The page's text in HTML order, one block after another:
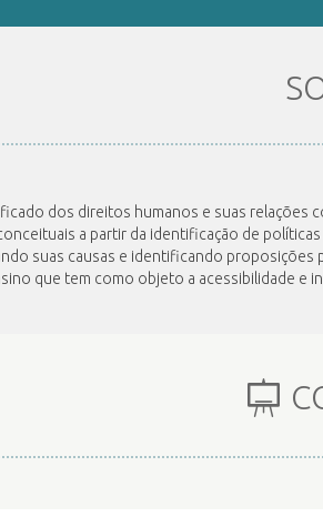
dos direitos humanos e suas relações
a partir da identificação de
suas causas e identificando proposições
que tem como objeto a acessibilidade e